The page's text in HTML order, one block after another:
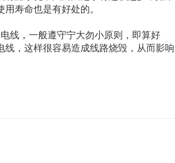
寿命也是有好处的。
线，一般遵守宁大勿小原则，即算好
，这样很容易造成线路烧毁，从而影响